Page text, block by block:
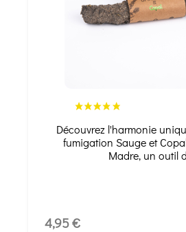
Découvrez l'harmonie
fumigation Sauge et
Madre, un outil
4,95 €